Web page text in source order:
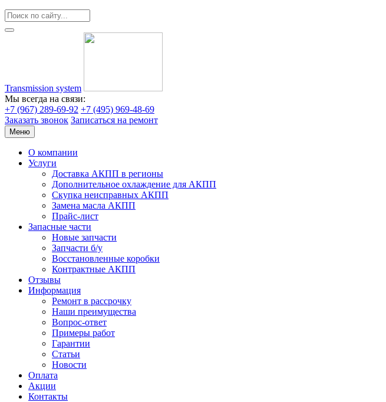
Transmission system
Мы всегда на связи:
+7 (967) 289-69-92 +7 (495) 969-48-69
Заказать звонок Записаться на ремонт
Меню
О компании
Услуги
Доставка АКПП в регионы
Дополнительное охлаждение для АКПП
Скупка неисправных АКПП
Замена масла АКПП
Прайс-лист
Запасные части
Новые запчасти
Запчасти б/у
Восстановленные коробки
Контрактные АКПП
Отзывы
Информация
Ремонт в рассрочку
Наши преимущества
Вопрос-ответ
Примеры работ
Гарантии
Статьи
Новости
Оплата
Акции
Контакты